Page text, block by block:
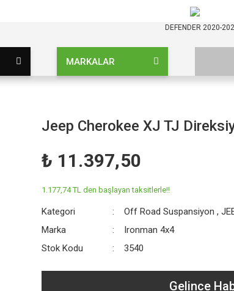
DEFENDER 2020-
MARKALAR
Jeep Cherokee XJ TJ
₺ 11.397,50
1.177,74 TL den başlayan taksitlerle!!
Kategori Off Road Suspansiyon ,
Marka
Ironman 4x4
Stok Kodu
3540
Gelince